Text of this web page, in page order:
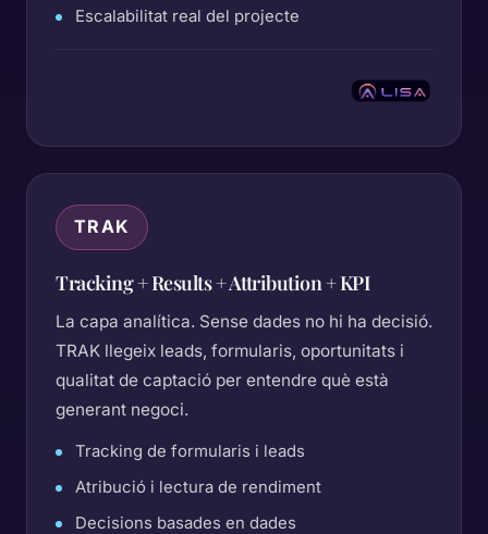
Escalabilitat real del projecte
TRAK
Tracking + Results + Attribution + KPI
La capa analítica. Sense dades no hi ha decisió.
TRAK llegeix leads, formularis, oportunitats i
qualitat de captació per entendre què està
generant negoci.
Tracking de formularis i leads
Atribució i lectura de rendiment
Decisions basades en dades